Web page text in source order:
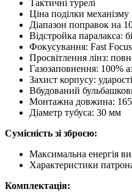
Тактичні турелі
Ціна поділки
Діапазон поправок на
Відстройка паралакса:
Фокусування: Fast Focus
Просвітлення лінз:
Газозаповнення: 100%
Захист корпусу:
Вбудований
Монтажна довжина:
Діаметр тубуса: 30 мм
Сумісність зі зброєю:
Максимальна енергія
Характеристики
Комплектація: